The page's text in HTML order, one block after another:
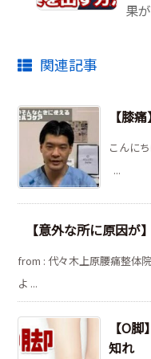
果
関連記事
【膝
こんに
...
【意外な所に原因が
from : 代々木上原腰痛整体
よ ...
【O
知れ